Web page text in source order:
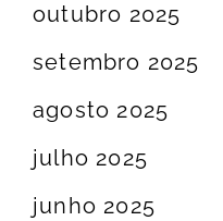
outubro 2025
setembro 2025
agosto 2025
julho 2025
junho 2025